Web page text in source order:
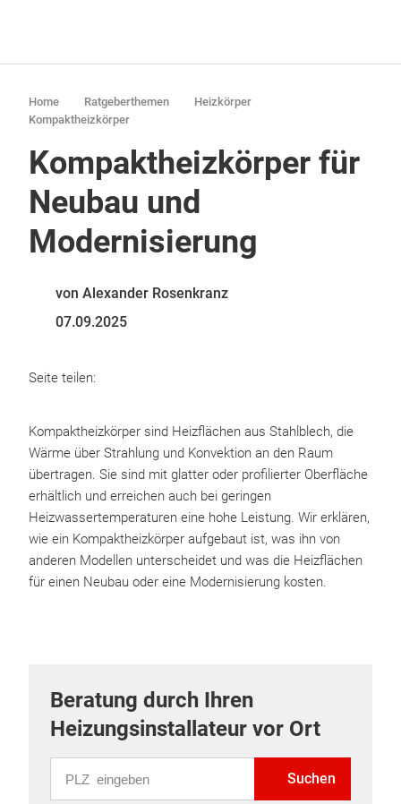
Home Ratgeberthemen
Heizkörper
Kompaktheizkörper
Kompaktheizkörper für
Neubau und
Modernisierung
von Alexander Rosenkranz
07.09.2025
Seite teilen:
Kompaktheizkörper sind Heizflächen aus Stahlblech, die
Wärme über Strahlung und Konvektion an den Raum
übertragen. Sie sind mit glatter oder profilierter Oberfläche
erhältlich und erreichen auch bei geringen
Heizwassertemperaturen eine hohe Leistung. Wir erklären,
wie ein Kompaktheizkörper aufgebaut ist, was ihn von
anderen Modellen unterscheidet und was die Heizflächen
für einen Neubau oder eine Modernisierung kosten.
Beratung durch Ihren
Heizungsinstallateur vor Ort
Suchen